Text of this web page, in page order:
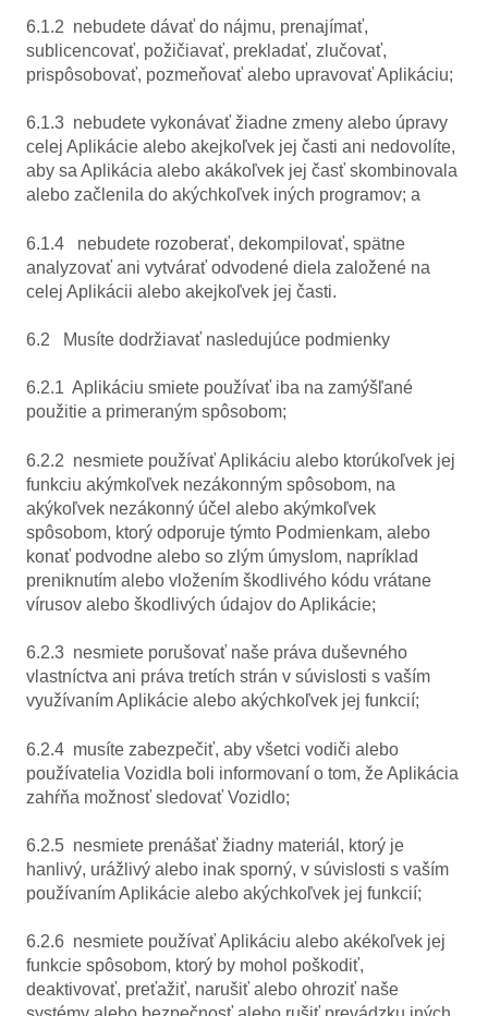
6.1.2 nebudete dávať do nájmu, prenajímať,
sublicencovať, požičiavať, prekladať, zlučovať,
prispôsobovať, pozmeňovať alebo upravovať Aplikáciu;
6.1.3 nebudete vykonávať žiadne zmeny alebo úpravy
celej Aplikácie alebo akejkoľvek jej časti ani nedovolíte,
aby sa Aplikácia alebo akákoľvek jej časť skombinovala
alebo začlenila do akýchkoľvek iných programov; a
6.1.4 nebudete rozoberať, dekompilovať, spätne
analyzovať ani vytvárať odvodené diela založené na
celej Aplikácii alebo akejkoľvek jej časti.
6.2 Musíte dodržiavať nasledujúce podmienky
6.2.1 Aplikáciu smiete používať iba na zamýšľané
použitie a primeraným spôsobom;
6.2.2 nesmiete používať Aplikáciu alebo ktorúkoľvek jej
funkciu akýmkoľvek nezákonným spôsobom, na
akýkoľvek nezákonný účel alebo akýmkoľvek
spôsobom, ktorý odporuje týmto Podmienkam, alebo
konať podvodne alebo so zlým úmyslom, napríklad
preniknutím alebo vložením škodlivého kódu vrátane
vírusov alebo škodlivých údajov do Aplikácie;
6.2.3 nesmiete porušovať naše práva duševného
vlastníctva ani práva tretích strán v súvislosti s vaším
využívaním Aplikácie alebo akýchkoľvek jej funkcií;
6.2.4 musíte zabezpečiť, aby všetci vodiči alebo
používatelia Vozidla boli informovaní o tom, že Aplikácia
zahŕňa možnosť sledovať Vozidlo;
6.2.5 nesmiete prenášať žiadny materiál, ktorý je
hanlivý, urážlivý alebo inak sporný, v súvislosti s vaším
používaním Aplikácie alebo akýchkoľvek jej funkcií;
6.2.6 nesmiete používať Aplikáciu alebo akékoľvek jej
funkcie spôsobom, ktorý by mohol poškodiť,
deaktivovať, preťažiť, narušiť alebo ohroziť naše